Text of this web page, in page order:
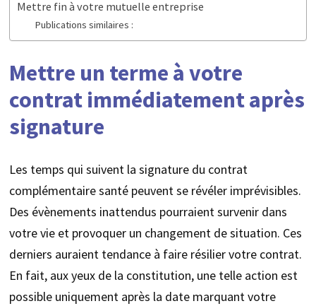
Mettre fin à votre mutuelle entreprise
Publications similaires :
Mettre un terme à votre
contrat immédiatement après
signature
Les temps qui suivent la signature du contrat
complémentaire santé peuvent se révéler imprévisibles.
Des évènements inattendus pourraient survenir dans
votre vie et provoquer un changement de situation. Ces
derniers auraient tendance à faire résilier votre contrat.
En fait, aux yeux de la constitution, une telle action est
possible uniquement après la date marquant votre